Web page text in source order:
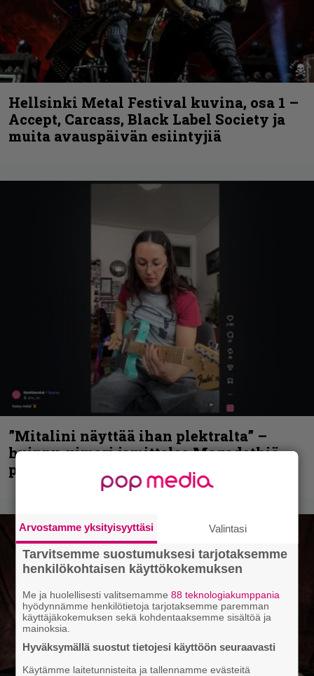
Hellsinki Metal Festival kuvina, osa 1 –
Accept, Carcass, Black Label Society ja
muita avauspäivän esiintyjiä
”Mitalini näyttää ihan plektralta” –
huippu-uimari jamittelee Megadethiä
palkinnollaan
Arvostamme yksityisyyttäsi Valintasi
Tarvitsemme suostumuksesi tarjotaksemme
henkilökohtaisen käyttökokemuksen
Me ja huolellisesti valitsemamme88 teknologiakumppania
hyödynnämme henkilötietoja tarjotaksemme paremman
käyttäjäkokemuksen sekä kohdentaaksemme sisältöä ja
mainoksia.
Hyväksymällä suostut tietojesi käyttöön seuraavasti
Käytämme laitetunnisteita ja tallennamme evästeitä